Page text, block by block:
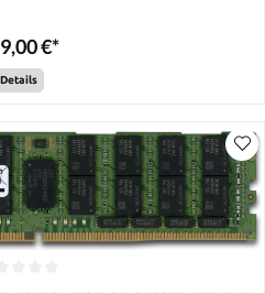
€*
Details